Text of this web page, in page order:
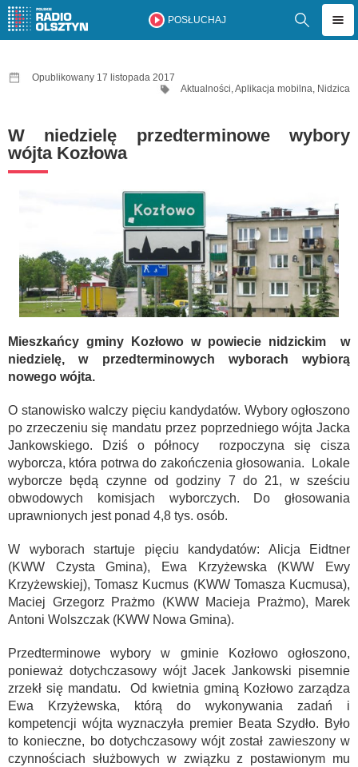
POSŁUCHAJ
Opublikowany 17 listopada 2017
Aktualności,Aplikacja mobilna, Nidzica
W niedzielę przedterminowe wybory
wójta Kozłowa
Mieszkańcy gminy Kozłowo w powiecie nidzickim w
niedzielę, w przedterminowych wyborach wybiorą
nowego wójta.
O stanowisko walczy pięciu kandydatów. Wybory ogłoszono
po zrzeczeniu się mandatu przez poprzedniego wójta Jacka
Jankowskiego. Dziś o północy rozpoczyna się cisza
wyborcza, która potrwa do zakończenia głosowania. Lokale
wyborcze będą czynne od godziny 7 do 21, w sześciu
obwodowych komisjach wyborczych. Do głosowania
uprawnionych jest ponad 4,8 tys. osób.
W wyborach startuje pięciu kandydatów: Alicja Eidtner
(KWW Czysta Gmina), Ewa Krzyżewska (KWW Ewy
Krzyżewskiej), Tomasz Kucmus (KWW Tomasza Kucmusa),
Maciej Grzegorz Prażmo (KWW Macieja Prażmo), Marek
Antoni Wolszczak (KWW Nowa Gmina).
Przedterminowe wybory w gminie Kozłowo ogłoszono,
ponieważ dotychczasowy wójt Jacek Jankowski pisemnie
zrzekł się mandatu. Od kwietnia gminą Kozłowo zarządza
Ewa Krzyżewska, którą do wykonywania zadań i
kompetencji wójta wyznaczyła premier Beata Szydło. Było
to konieczne, bo dotychczasowy wójt został zawieszony w
czynnościach służbowych w związku z postawionym mu